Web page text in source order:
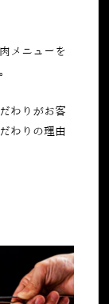
メニューを
わりがお客
わりの理由